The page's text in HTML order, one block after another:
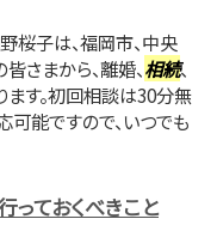
桜子は、福岡市、中央
さまから、離婚、相続、
す。初回相談は30分無
能ですので、いつでも
ておくべきこと